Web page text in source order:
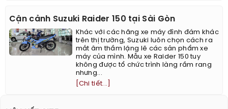
Cận cảnh Suzuki Raider 150 tại Sài Gòn
Khác với các hãng xe máy đình đám khác
trên thị trường, Suzuki luôn chọn cách ra
mắt âm thầm lặng lẽ các sản phẩm xe
máy của mình. Mẫu xe Raider 150 tuy
không được tổ chức trình làng rầm rang
nhưng...
[Chi tiết...]